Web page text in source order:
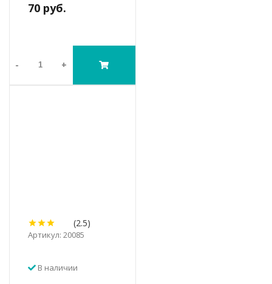
70 руб.
- +
(2.5)
Артикул: 20085
В наличии